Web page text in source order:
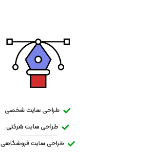
طراحی سایت شخصی
طراحی سایت شرکتی
طراحی سایت فروشگاهی